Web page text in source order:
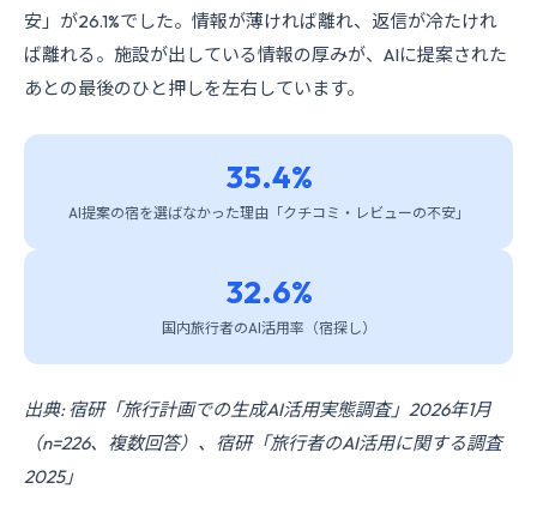
安」が26.1%でした。情報が薄ければ離れ、返信が冷たけれ
ば離れる。施設が出している情報の厚みが、AIに提案された
あとの最後のひと押しを左右しています。
35.4%
AI提案の宿を選ばなかった理由「クチコミ・レビューの不安」
32.6%
国内旅行者のAI活用率（宿探し）
出典: 宿研「旅行計画での生成AI活用実態調査」2026年1月
（n=226、複数回答）、宿研「旅行者のAI活用に関する調査
2025」